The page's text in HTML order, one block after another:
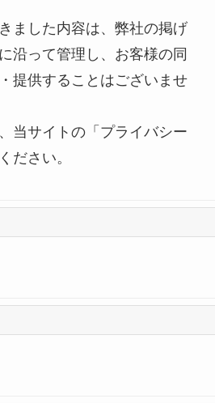
ました内容は、弊社の掲げ
沿って管理し、お客様の同
提供することはございませ
当サイトの「プライバシー
ださい。